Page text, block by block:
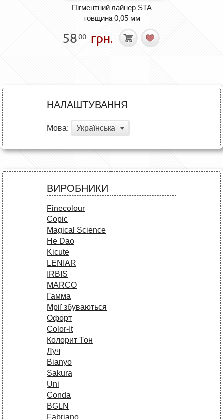
Пігментний лайнер STA
товщина 0,05 мм
5800 грн.
НАЛАШТУВАННЯ
Мова: Українська
ВИРОБНИКИ
Finecolour
Copic
Magical Science
He Dao
Kicute
LENIAR
IRBIS
MARCO
Гамма
Мрії збуваються
Офорт
Сolor-It
Колорит Тон
Луч
Bianyo
Sakura
Uni
Conda
BGLN
Fabriano